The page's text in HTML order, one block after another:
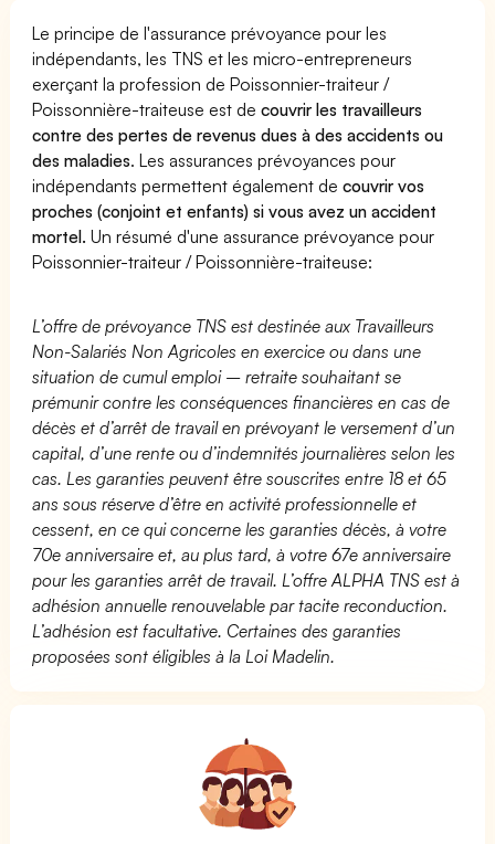
Le principe de l'assurance prévoyance pour les
indépendants, les TNS et les micro-entrepreneurs
exerçant la profession de Poissonnier-traiteur /
Poissonnière-traiteuse est decouvrir les travailleurs
contre des pertes de revenus dues à des accidents ou
des maladies. Les assurances prévoyances pour
indépendants permettent également decouvrir vos
proches (conjoint et enfants) si vous avez un accident
mortel. Un résumé d'une assurance prévoyance pour
Poissonnier-traiteur / Poissonnière-traiteuse:
L’offre de prévoyance TNS est destinée aux Travailleurs
Non-Salariés Non Agricoles en exercice ou dans une
situation de cumul emploi – retraite souhaitant se
prémunir contre les conséquences financières en cas de
décès et d’arrêt de travail en prévoyant le versement d’un
capital, d’une rente ou d’indemnités journalières selon les
cas. Les garanties peuvent être souscrites entre 18 et 65
ans sous réserve d’être en activité professionnelle et
cessent, en ce qui concerne les garanties décès, à votre
70e anniversaire et, au plus tard, à votre 67e anniversaire
pour les garanties arrêt de travail. L’offre ALPHA TNS est à
adhésion annuelle renouvelable par tacite reconduction.
L’adhésion est facultative. Certaines des garanties
proposées sont éligibles à la Loi Madelin.